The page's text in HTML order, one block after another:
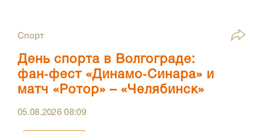
Спорт
День спорта в Волгограде:
фан‑фест «Динамо‑Синара» и
матч «Ротор» – «Челябинск»
05.08.202608:09